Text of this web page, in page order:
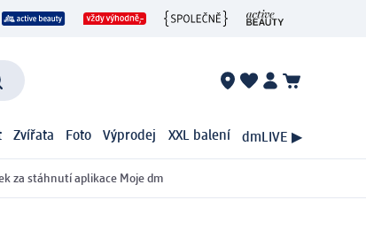
Zvířata Foto Výprodej XXL balení dmLIVE ▶
za stáhnutí aplikace Moje dm